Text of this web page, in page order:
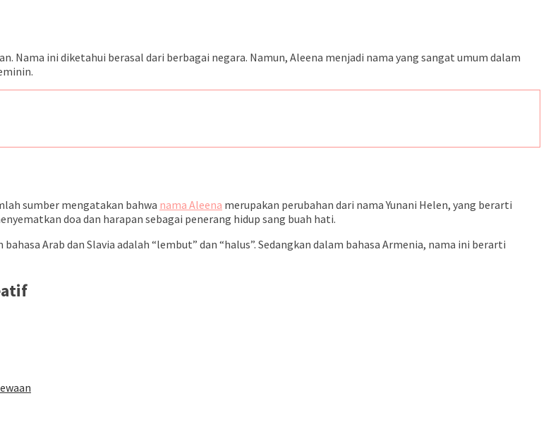
Nama ini diketahui berasal dari berbagai negara. Namun, Aleena menjadi nama yang sangat umum dalam
sumber mengatakan bahwa nama Aleena merupakan perubahan dari nama Yunani Helen, yang berarti
doa dan harapan sebagai penerang hidup sang buah hati.
Arab dan Slavia adalah “lembut” dan “halus”. Sedangkan dalam bahasa Armenia, nama ini berarti